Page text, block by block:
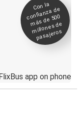
Con la
confianza de
más de 500
millones de
pasajeros